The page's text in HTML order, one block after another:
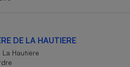
DE LA HAUTIERE
Hautière